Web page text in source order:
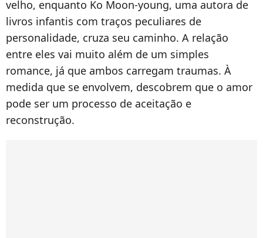
velho, enquanto Ko Moon-young, uma autora de
livros infantis com traços peculiares de
personalidade, cruza seu caminho. A relação
entre eles vai muito além de um simples
romance, já que ambos carregam traumas. À
medida que se envolvem, descobrem que o amor
pode ser um processo de aceitação e
reconstrução.